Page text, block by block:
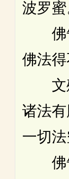
波罗蜜
佛告
佛法
文殊
诸法
一切
佛告